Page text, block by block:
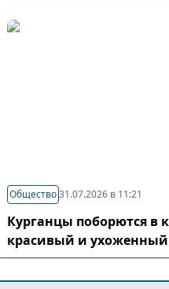
Общество 31.07.2026 в 11:21
Курганцы поборются в
красивый и